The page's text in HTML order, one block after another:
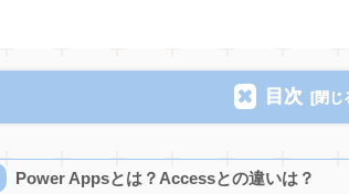
目次
Power Appsとは？Accessとの違いは？